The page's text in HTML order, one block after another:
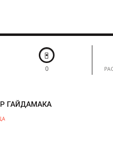
0
ГАЙДАМАКА